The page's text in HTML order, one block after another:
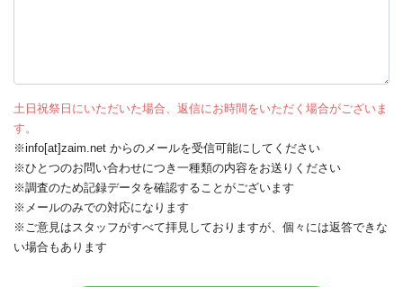
土日祝祭日にいただいた場合、返信にお時間をいただく場合がございま
す。
※info[at]zaim.net からのメールを受信可能にしてください
※ひとつのお問い合わせにつき一種類の内容をお送りください
※調査のため記録データを確認することがございます
※メールのみでの対応になります
※ご意見はスタッフがすべて拝見しておりますが、個々には返答できな
い場合もあります